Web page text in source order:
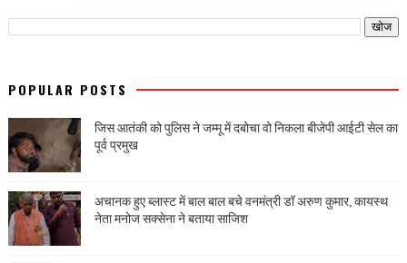
POPULAR POSTS
जिस आतंकी को पुलिस ने जम्मू में दबोचा वो निकला बीजेपी आईटी सेल का
पूर्व प्रमुख
अचानक हुए ब्लास्ट में बाल बाल बचे वनमंत्री डॉ अरुण कुमार, कायस्थ
नेता मनोज सक्सेना ने बताया साजिश